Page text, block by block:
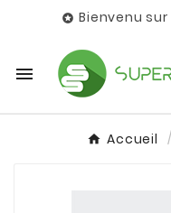
 Bienvenu

Accueil